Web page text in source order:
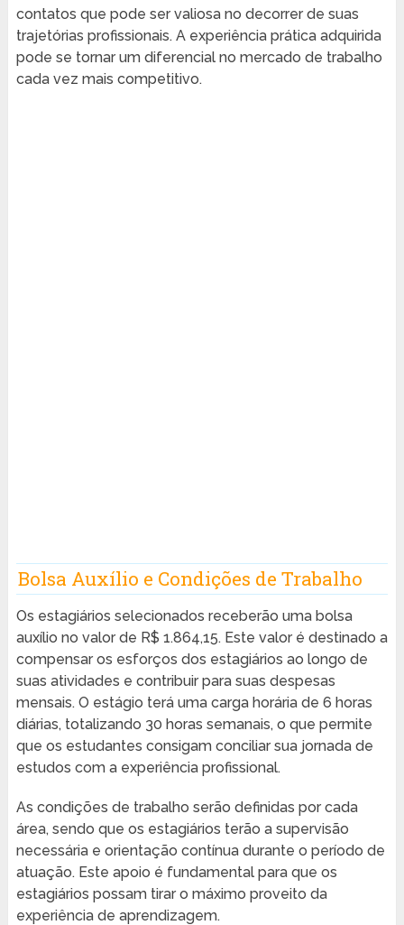
contatos que pode ser valiosa no decorrer de suas
trajetórias profissionais. A experiência prática adquirida
pode se tornar um diferencial no mercado de trabalho
cada vez mais competitivo.
Bolsa Auxílio e Condições de Trabalho
Os estagiários selecionados receberão uma bolsa
auxílio no valor de R$ 1.864,15. Este valor é destinado a
compensar os esforços dos estagiários ao longo de
suas atividades e contribuir para suas despesas
mensais. O estágio terá uma carga horária de 6 horas
diárias, totalizando 30 horas semanais, o que permite
que os estudantes consigam conciliar sua jornada de
estudos com a experiência profissional.
As condições de trabalho serão definidas por cada
área, sendo que os estagiários terão a supervisão
necessária e orientação contínua durante o período de
atuação. Este apoio é fundamental para que os
estagiários possam tirar o máximo proveito da
experiência de aprendizagem.